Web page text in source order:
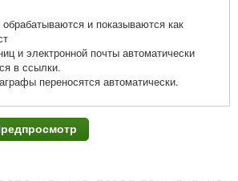
обрабатываются и показываются как
и электронной почты автоматически
в ссылки.
переносятся автоматически.